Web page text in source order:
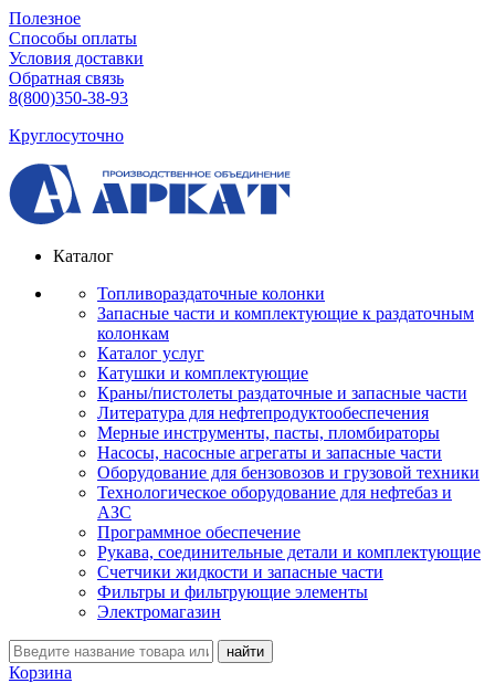
Полезное
Способы оплаты
Условия доставки
Обратная связь
8(800)350-38-93
Круглосуточно
Каталог
Топливораздаточные колонки
Запасные части и комплектующие к раздаточным
колонкам
Каталог услуг
Катушки и комплектующие
Краны/пистолеты раздаточные и запасные части
Литература для нефтепродуктообеспечения
Мерные инструменты, пасты, пломбираторы
Насосы, насосные агрегаты и запасные части
Оборудование для бензовозов и грузовой техники
Технологическое оборудование для нефтебаз и
АЗС
Программное обеспечение
Рукава, соединительные детали и комплектующие
Счетчики жидкости и запасные части
Фильтры и фильтрующие элементы
Электромагазин
Корзина